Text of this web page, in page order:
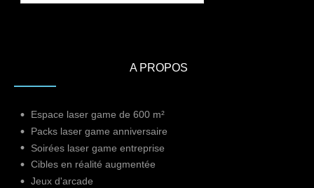
A PROPOS
Espace laser game de 600 m²
Packs laser game anniversaire
Soirées laser game entreprise
Cibles en réalité augmentée
Jeux d'arcade